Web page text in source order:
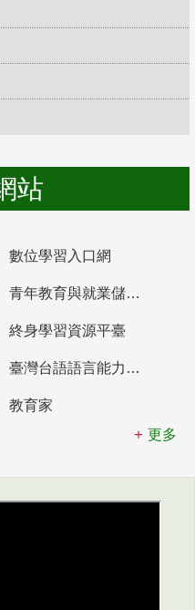
站
數位學習入口網
青年教育與就業儲蓄帳戶
終身學習資源平臺
臺灣台語語言能力認證網站
教育家
更多